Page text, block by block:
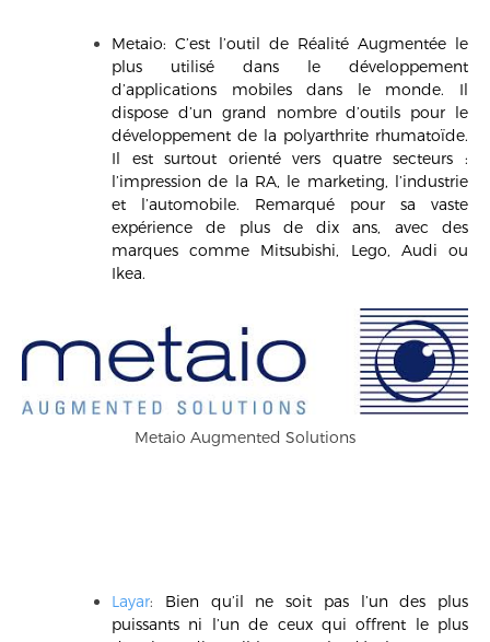
Metaio: C’est l’outil de Réalité Augmentée le
plus utilisé dans le développement
d’applications mobiles dans le monde. Il
dispose d’un grand nombre d’outils pour le
développement de la polyarthrite rhumatoïde.
Il est surtout orienté vers quatre secteurs :
l’impression de la RA, le marketing, l’industrie
et l’automobile. Remarqué pour sa vaste
expérience de plus de dix ans, avec des
marques comme Mitsubishi, Lego, Audi ou
Ikea.
Metaio Augmented Solutions
Layar: Bien qu’il ne soit pas l’un des plus
puissants ni l’un de ceux qui offrent le plus